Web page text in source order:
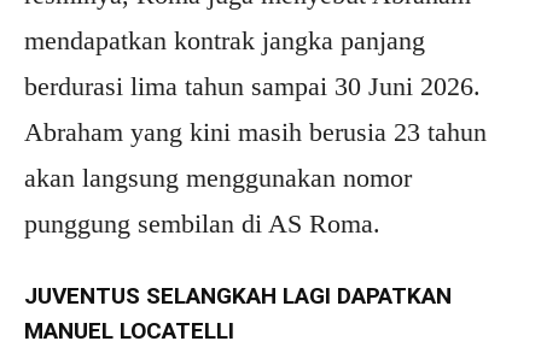
mendapatkan kontrak jangka panjang
berdurasi lima tahun sampai 30 Juni 2026.
Abraham yang kini masih berusia 23 tahun
akan langsung menggunakan nomor
punggung sembilan di AS Roma.
JUVENTUS SELANGKAH LAGI DAPATKAN
MANUEL LOCATELLI